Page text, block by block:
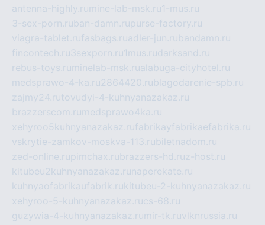
antenna-highly.ru mine-lab-msk.ru1-mus.ru
3-sex-porn.ruban-damn.rupurse-factory.ru
viagra-tablet.rufasbags.ruadler-jun.rubandamn.ru
fincontech.ru3sexporn.ru1mus.rudarksand.ru
rebus-toys.ru minelab-msk.rualabuga-cityhotel.ru
medsprawo-4-ka.ru2864420.rublagodarenie-spb.ru
zajmy24.rutovudyi-4-kuhnyanazakaz.ru
brazzerscom.ru medsprawo4ka.ru
xehyroo5kuhnyanazakaz.rufabrikayfabrikaefabrika.ru
vskrytie-zamkov-moskva-113.rubiletnadom.ru
zed-online.rupimchax.rubrazzers-hd.ruz-host.ru
kitubeu2kuhnyanazakaz.ru naperekate.ru
kuhnyaofabrikaufabrik.rukitubeu-2-kuhnyanazakaz.ru
xehyroo-5-kuhnyanazakaz.rucs-68.ru
guzywia-4-kuhnyanazakaz.ru mir-tk.ruvlknrussia.ru